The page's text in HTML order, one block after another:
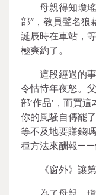
母親得知瓊
部”，教員聲名狼
誕辰時在車站，
極爽約了。
這段經過的
令怙恃年夜怒。
部‘作品’，而買
你的風騷自傳罷
等不及地要賺錢
種方法來酬報——
《窗外》讓